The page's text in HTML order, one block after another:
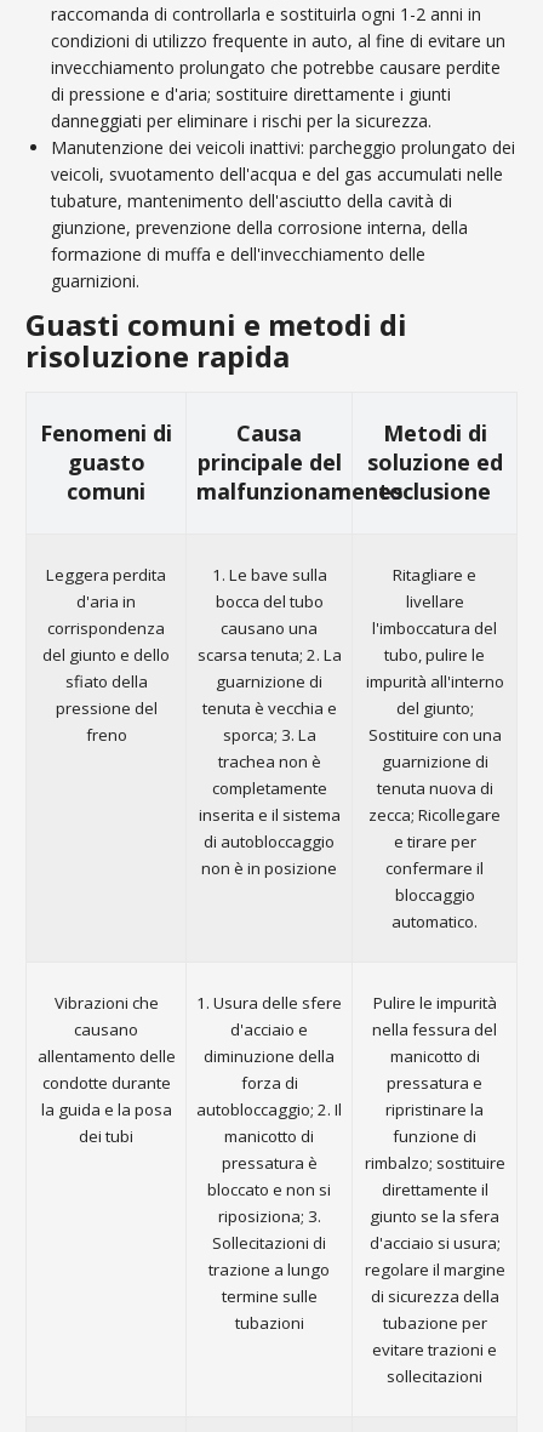
raccomanda di controllarla e sostituirla ogni 1-2 anni in
condizioni di utilizzo frequente in auto, al fine di evitare un
invecchiamento prolungato che potrebbe causare perdite
di pressione e d'aria; sostituire direttamente i giunti
danneggiati per eliminare i rischi per la sicurezza.
Manutenzione dei veicoli inattivi: parcheggio prolungato dei
veicoli, svuotamento dell'acqua e del gas accumulati nelle
tubature, mantenimento dell'asciutto della cavità di
giunzione, prevenzione della corrosione interna, della
formazione di muffa e dell'invecchiamento delle
guarnizioni.
Guasti comuni e metodi di
risoluzione rapida
Fenomeni di
guasto
comuni
Causa
principale del
malfunzionamento
Metodi di
soluzione ed
esclusione
Leggera perdita
d'aria in
corrispondenza
del giunto e dello
sfiato della
pressione del
freno
1. Le bave sulla
bocca del tubo
causano una
scarsa tenuta; 2. La
guarnizione di
tenuta è vecchia e
sporca; 3. La
trachea non è
completamente
inserita e il sistema
di autobloccaggio
non è in posizione
Ritagliare e
livellare
l'imboccatura del
tubo, pulire le
impurità all'interno
del giunto;
Sostituire con una
guarnizione di
tenuta nuova di
zecca; Ricollegare
e tirare per
confermare il
bloccaggio
automatico.
Vibrazioni che
causano
allentamento delle
condotte durante
la guida e la posa
dei tubi
1. Usura delle sfere
d'acciaio e
diminuzione della
forza di
autobloccaggio; 2. Il
manicotto di
pressatura è
bloccato e non si
riposiziona; 3.
Sollecitazioni di
trazione a lungo
termine sulle
tubazioni
Pulire le impurità
nella fessura del
manicotto di
pressatura e
ripristinare la
funzione di
rimbalzo; sostituire
direttamente il
giunto se la sfera
d'acciaio si usura;
regolare il margine
di sicurezza della
tubazione per
evitare trazioni e
sollecitazioni